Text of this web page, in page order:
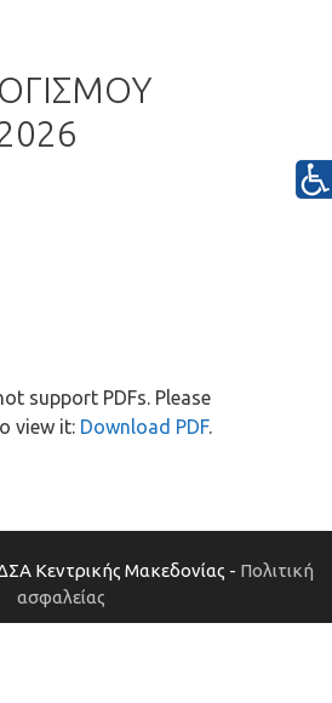
support PDFs. Please
view it: Download PDF.
Κεντρικής Μακεδονίας - Πολιτική
ασφαλείας